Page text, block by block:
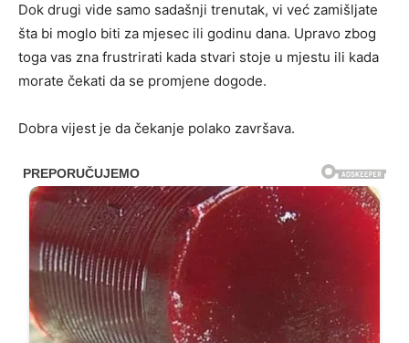
Dok drugi vide samo sadašnji trenutak, vi već zamišljate
šta bi moglo biti za mjesec ili godinu dana. Upravo zbog
toga vas zna frustrirati kada stvari stoje u mjestu ili kada
morate čekati da se promjene dogode.
Dobra vijest je da čekanje polako završava.